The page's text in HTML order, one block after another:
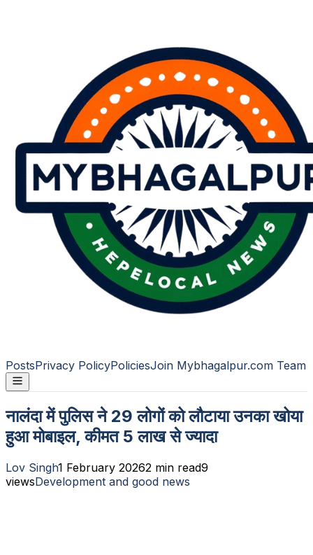
PostsPrivacy PolicyPoliciesJoin Mybhagalpur.com Team
नालंदा में पुलिस ने 29 लोगों को लौटाया उनका खोया
हुआ मोबाइल, कीमत 5 लाख से ज्यादा
Lov Singh1 February 20262 min read9
viewsDevelopment and good news